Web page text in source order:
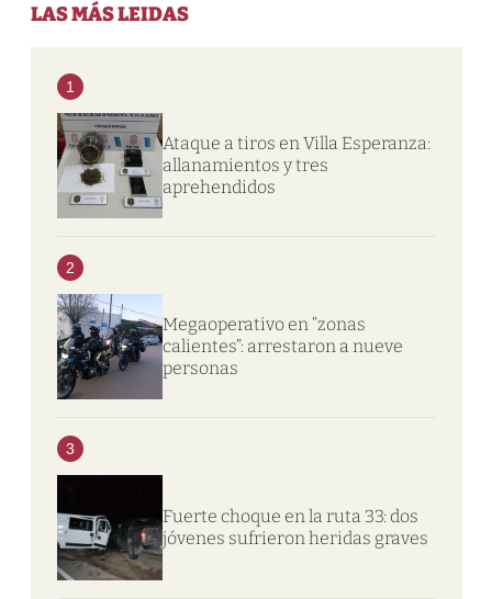
LAS MÁS LEIDAS
1
Ataque a tiros en Villa Esperanza:
allanamientos y tres
aprehendidos
2
Megaoperativo en “zonas
calientes”: arrestaron a nueve
personas
3
Fuerte choque en la ruta 33: dos
jóvenes sufrieron heridas graves